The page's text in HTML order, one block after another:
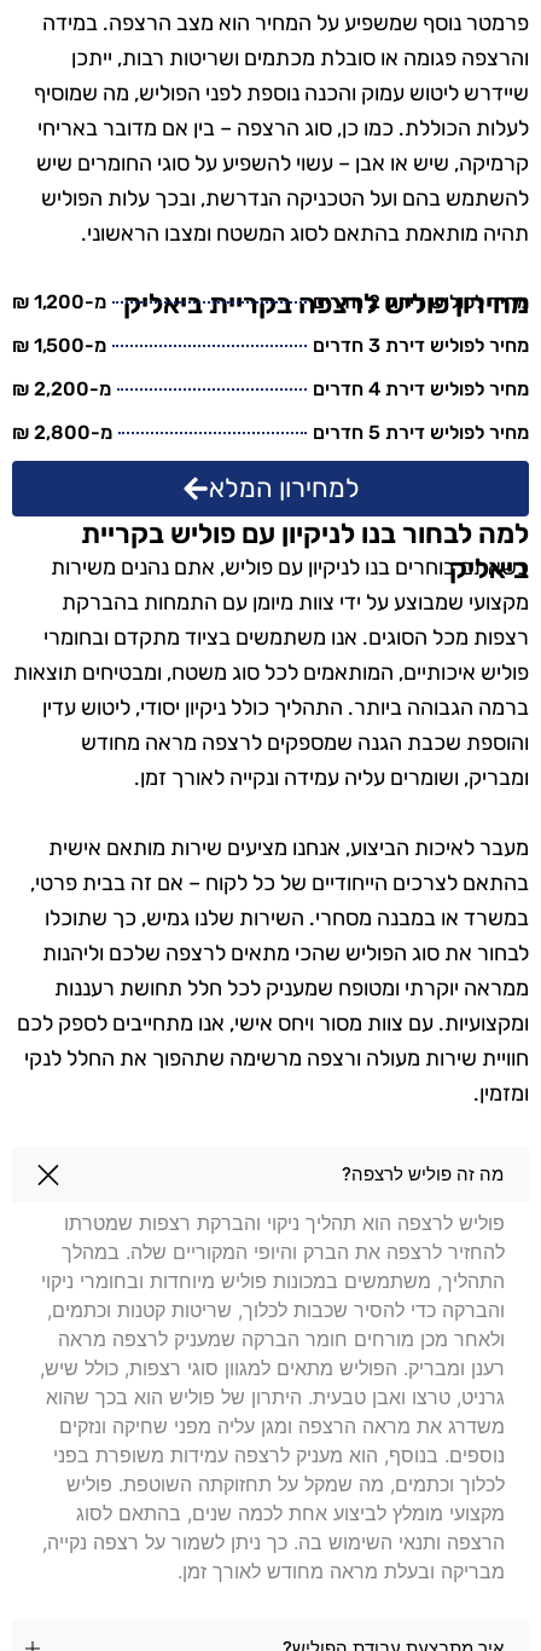
פרמטר נוסף שמשפיע על המחיר הוא מצב הרצפה. במידה
והרצפה פגומה או סובלת מכתמים ושריטות רבות, ייתכן
שיידרש ליטוש עמוק והכנה נוספת לפני הפוליש, מה שמוסיף
לעלות הכוללת. כמו כן, סוג הרצפה – בין אם מדובר באריחי
קרמיקה, שיש או אבן – עשוי להשפיע על סוגי החומרים שיש
להשתמש בהם ועל הטכניקה הנדרשת, ובכך עלות הפוליש
תהיה מותאמת בהתאם לסוג המשטח ומצבו הראשוני.
מחירון פוליש לרצפה בקריית ביאליק
מחיר לפוליש דירת 2 חדרים
מ-1,200 ₪
מחיר לפוליש דירת 3 חדרים
מ-1,500 ₪
מחיר לפוליש דירת 4 חדרים
מ-2,200 ₪
מחיר לפוליש דירת 5 חדרים
מ-2,800 ₪
למחירון המלא
למה לבחור בנו לניקיון עם פוליש בקריית
ביאליק
כשאתם בוחרים בנו לניקיון עם פוליש, אתם נהנים משירות
מקצועי שמבוצע על ידי צוות מיומן עם התמחות בהברקת
רצפות מכל הסוגים. אנו משתמשים בציוד מתקדם ובחומרי
פוליש איכותיים, המותאמים לכל סוג משטח, ומבטיחים תוצאות
ברמה הגבוהה ביותר. התהליך כולל ניקיון יסודי, ליטוש עדין
והוספת שכבת הגנה שמספקים לרצפה מראה מחודש
ומבריק, ושומרים עליה עמידה ונקייה לאורך זמן.
מעבר לאיכות הביצוע, אנחנו מציעים שירות מותאם אישית
בהתאם לצרכים הייחודיים של כל לקוח – אם זה בבית פרטי,
במשרד או במבנה מסחרי. השירות שלנו גמיש, כך שתוכלו
לבחור את סוג הפוליש שהכי מתאים לרצפה שלכם וליהנות
ממראה יוקרתי ומטופח שמעניק לכל חלל תחושת רעננות
ומקצועיות. עם צוות מסור ויחס אישי, אנו מתחייבים לספק לכם
חוויית שירות מעולה ורצפה מרשימה שתהפוך את החלל לנקי
ומזמין.
שאלות בנושא פוליש לרצפה בקריית ביאליק
מה זה פוליש לרצפה?
פוליש לרצפה הוא תהליך ניקוי והברקת רצפות שמטרתו
להחזיר לרצפה את הברק והיופי המקוריים שלה. במהלך
התהליך, משתמשים במכונות פוליש מיוחדות ובחומרי ניקוי
והברקה כדי להסיר שכבות לכלוך, שריטות קטנות וכתמים,
ולאחר מכן מורחים חומר הברקה שמעניק לרצפה מראה
רענן ומבריק. הפוליש מתאים למגוון סוגי רצפות, כולל שיש,
גרניט, טרצו ואבן טבעית. היתרון של פוליש הוא בכך שהוא
משדרג את מראה הרצפה ומגן עליה מפני שחיקה ונזקים
נוספים. בנוסף, הוא מעניק לרצפה עמידות משופרת בפני
לכלוך וכתמים, מה שמקל על תחזוקתה השוטפת. פוליש
מקצועי מומלץ לביצוע אחת לכמה שנים, בהתאם לסוג
הרצפה ותנאי השימוש בה. כך ניתן לשמור על רצפה נקייה,
מבריקה ובעלת מראה מחודש לאורך זמן.